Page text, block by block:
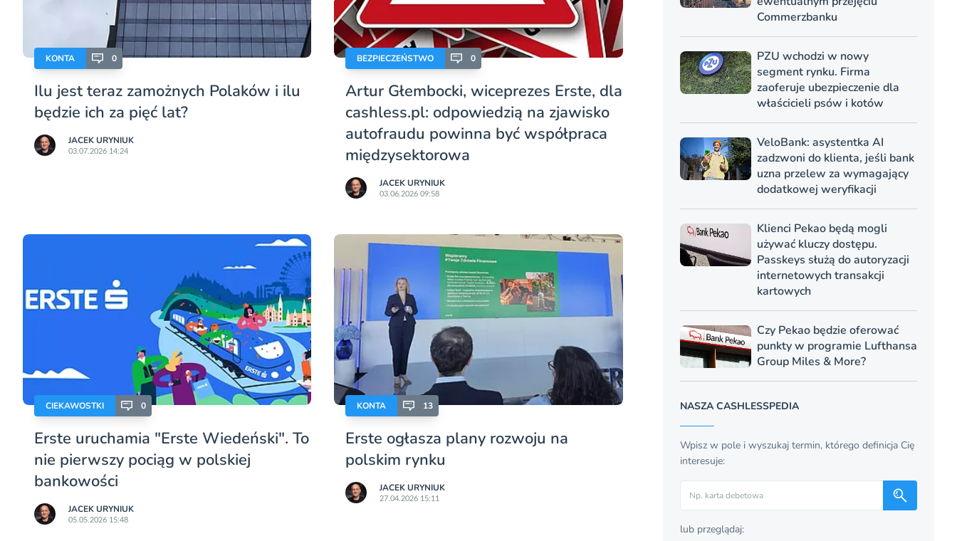
KONTA 0
Ilu jest teraz zamożnych Polaków i ilu
będzie ich za pięć lat?
JACEK URYNIUK
03.07.2026 14:24
BEZPIECZEŃSTWO 0
Artur Głembocki, wiceprezes Erste, dla
cashless.pl: odpowiedzią na zjawisko
autofraudu powinna być współpraca
międzysektorowa
JACEK URYNIUK
03.06.2026 09:58
CIEKAWOSTKI 0
Erste uruchamia "Erste Wiedeński". To
nie pierwszy pociąg w polskiej
bankowości
JACEK URYNIUK
05.05.2026 15:48
KONTA 13
Erste ogłasza plany rozwoju na
polskim rynku
JACEK URYNIUK
27.04.2026 15:11
Commerzbanku
PZU wchodzi w nowy
segment rynku. Firma
zaoferuje ubezpieczenie dla
właścicieli psów i kotów
VeloBank: asystentka AI
zadzwoni do klienta, jeśli bank
uzna przelew za wymagający
dodatkowej weryfikacji
Klienci Pekao będą mogli
używać kluczy dostępu.
Passkeys służą do autoryzacji
internetowych transakcji
kartowych
Czy Pekao będzie oferować
punkty w programie Lufthansa
Group Miles & More?
NASZA CASHLESSPEDIA
Wpisz w pole i wyszukaj termin, którego definicja Cię
interesuje:
lub przeglądaj: